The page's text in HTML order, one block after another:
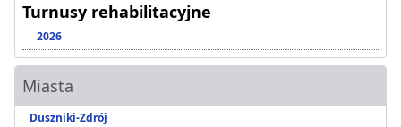
Turnusy rehabilitacyjne
2026
Miasta
Duszniki-Zdrój